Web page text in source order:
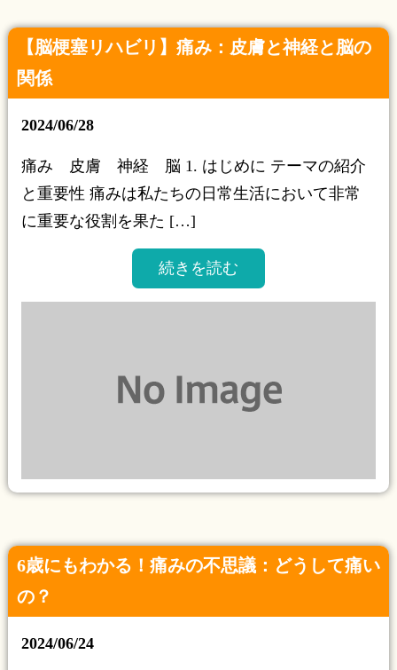
【脳梗塞リハビリ】痛み：皮膚と神経と脳の
関係
2024/06/28
痛み 皮膚 神経 脳 1. はじめに テーマの紹介
と重要性 痛みは私たちの日常生活において非常
に重要な役割を果た […]
続きを読む
6歳にもわかる！痛みの不思議：どうして痛い
の？
2024/06/24